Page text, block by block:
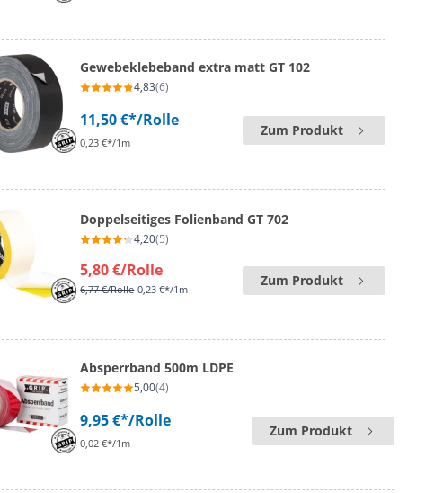
Gewebeklebeband extra matt GT 102
4,83(6)
11,50 €*/Rolle
0,23 €*/1m
Zum Produkt
Doppelseitiges Folienband GT 702
4,20(5)
5,80 €/Rolle
6,77 €/Rolle 0,23 €*/1m
Zum Produkt
Absperrband 500m LDPE
5,00(4)
9,95 €*/Rolle
0,02 €*/1m
Zum Produkt